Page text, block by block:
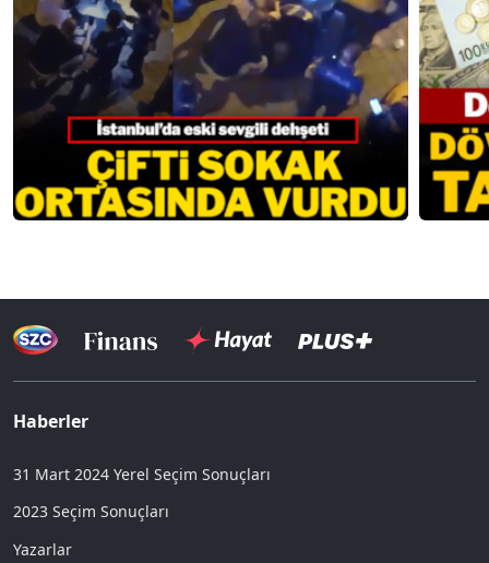
Haberler
31 Mart 2024 Yerel Seçim Sonuçları
2023 Seçim Sonuçları
Yazarlar